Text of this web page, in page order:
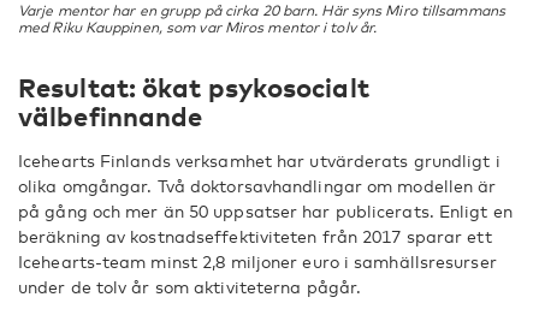
Varje mentor har en grupp på cirka 20 barn. Här syns Miro tillsammans
med Riku Kauppinen, som var Miros mentor i tolv år.
Resultat: ökat psykosocialt
välbefinnande
Icehearts Finlands verksamhet har utvärderats grundligt i
olika omgångar. Två doktorsavhandlingar om modellen är
på gång och mer än 50 uppsatser har publicerats. Enligt en
beräkning av kostnadseffektiviteten från 2017 sparar ett
Icehearts-team minst 2,8 miljoner euro i samhällsresurser
under de tolv år som aktiviteterna pågår.